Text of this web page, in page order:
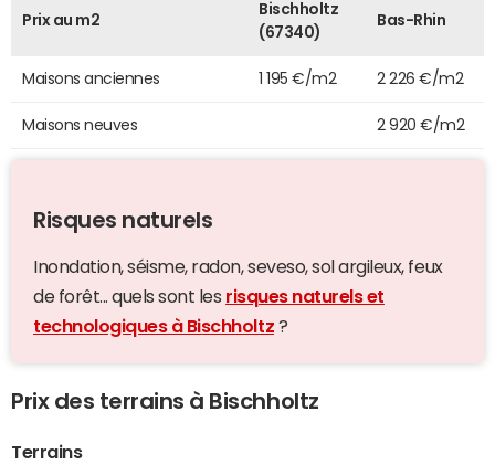
Prix au m2
Bischholtz
(67340)
Bas-Rhin
Maisons anciennes 1 195 €/m2 2 226 €/m2
Maisons neuves 2 920 €/m2
Risques naturels
Inondation, séisme, radon, seveso, sol argileux, feux
de forêt... quels sont les risques naturels et
technologiques à Bischholtz ?
Prix des terrains à Bischholtz
Terrains